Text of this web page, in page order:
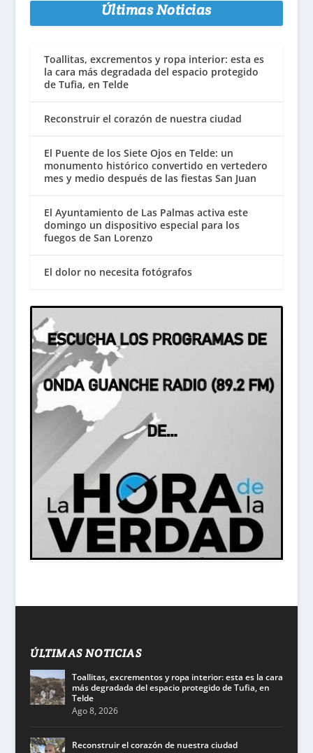
Últimas Noticias
Toallitas, excrementos y ropa interior: esta es
la cara más degradada del espacio protegido
de Tufia, en Telde
Reconstruir el corazón de nuestra ciudad
El Puente de los Siete Ojos en Telde: un
monumento histórico convertido en vertedero
mes y medio después de las fiestas San Juan
El Ayuntamiento de Las Palmas activa este
domingo un dispositivo especial para los
fuegos de San Lorenzo
El dolor no necesita fotógrafos
ÚLTIMAS NOTICIAS
Toallitas, excrementos y ropa interior: esta es la cara
más degradada del espacio protegido de Tufia, en
Telde
Ago 8, 2026
Reconstruir el corazón de nuestra ciudad